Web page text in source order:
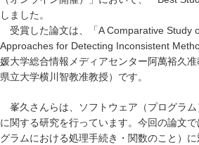
しました。
受賞した論文は、「A Comparative Study
Approaches for Detecting Inconsistent
媛大学総合情報メディアセンター阿萬裕久
県立大学横川智教准教授）です。
峯久さんらは、ソフトウェア（プログラ
に関する研究を行っています。今回の論文
グラムにおける処理手続き・関数のこと）